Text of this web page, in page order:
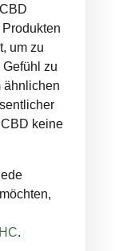
um zu
zu
ähnlichen
keine
.